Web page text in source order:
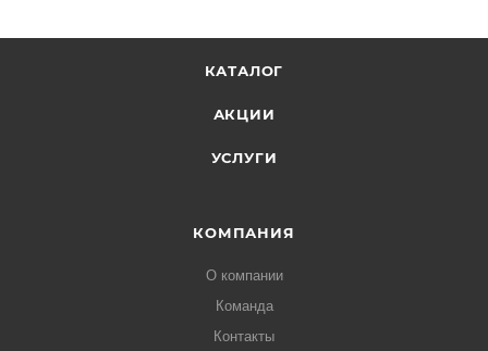
КАТАЛОГ
АКЦИИ
УСЛУГИ
КОМПАНИЯ
О компании
Команда
Контакты